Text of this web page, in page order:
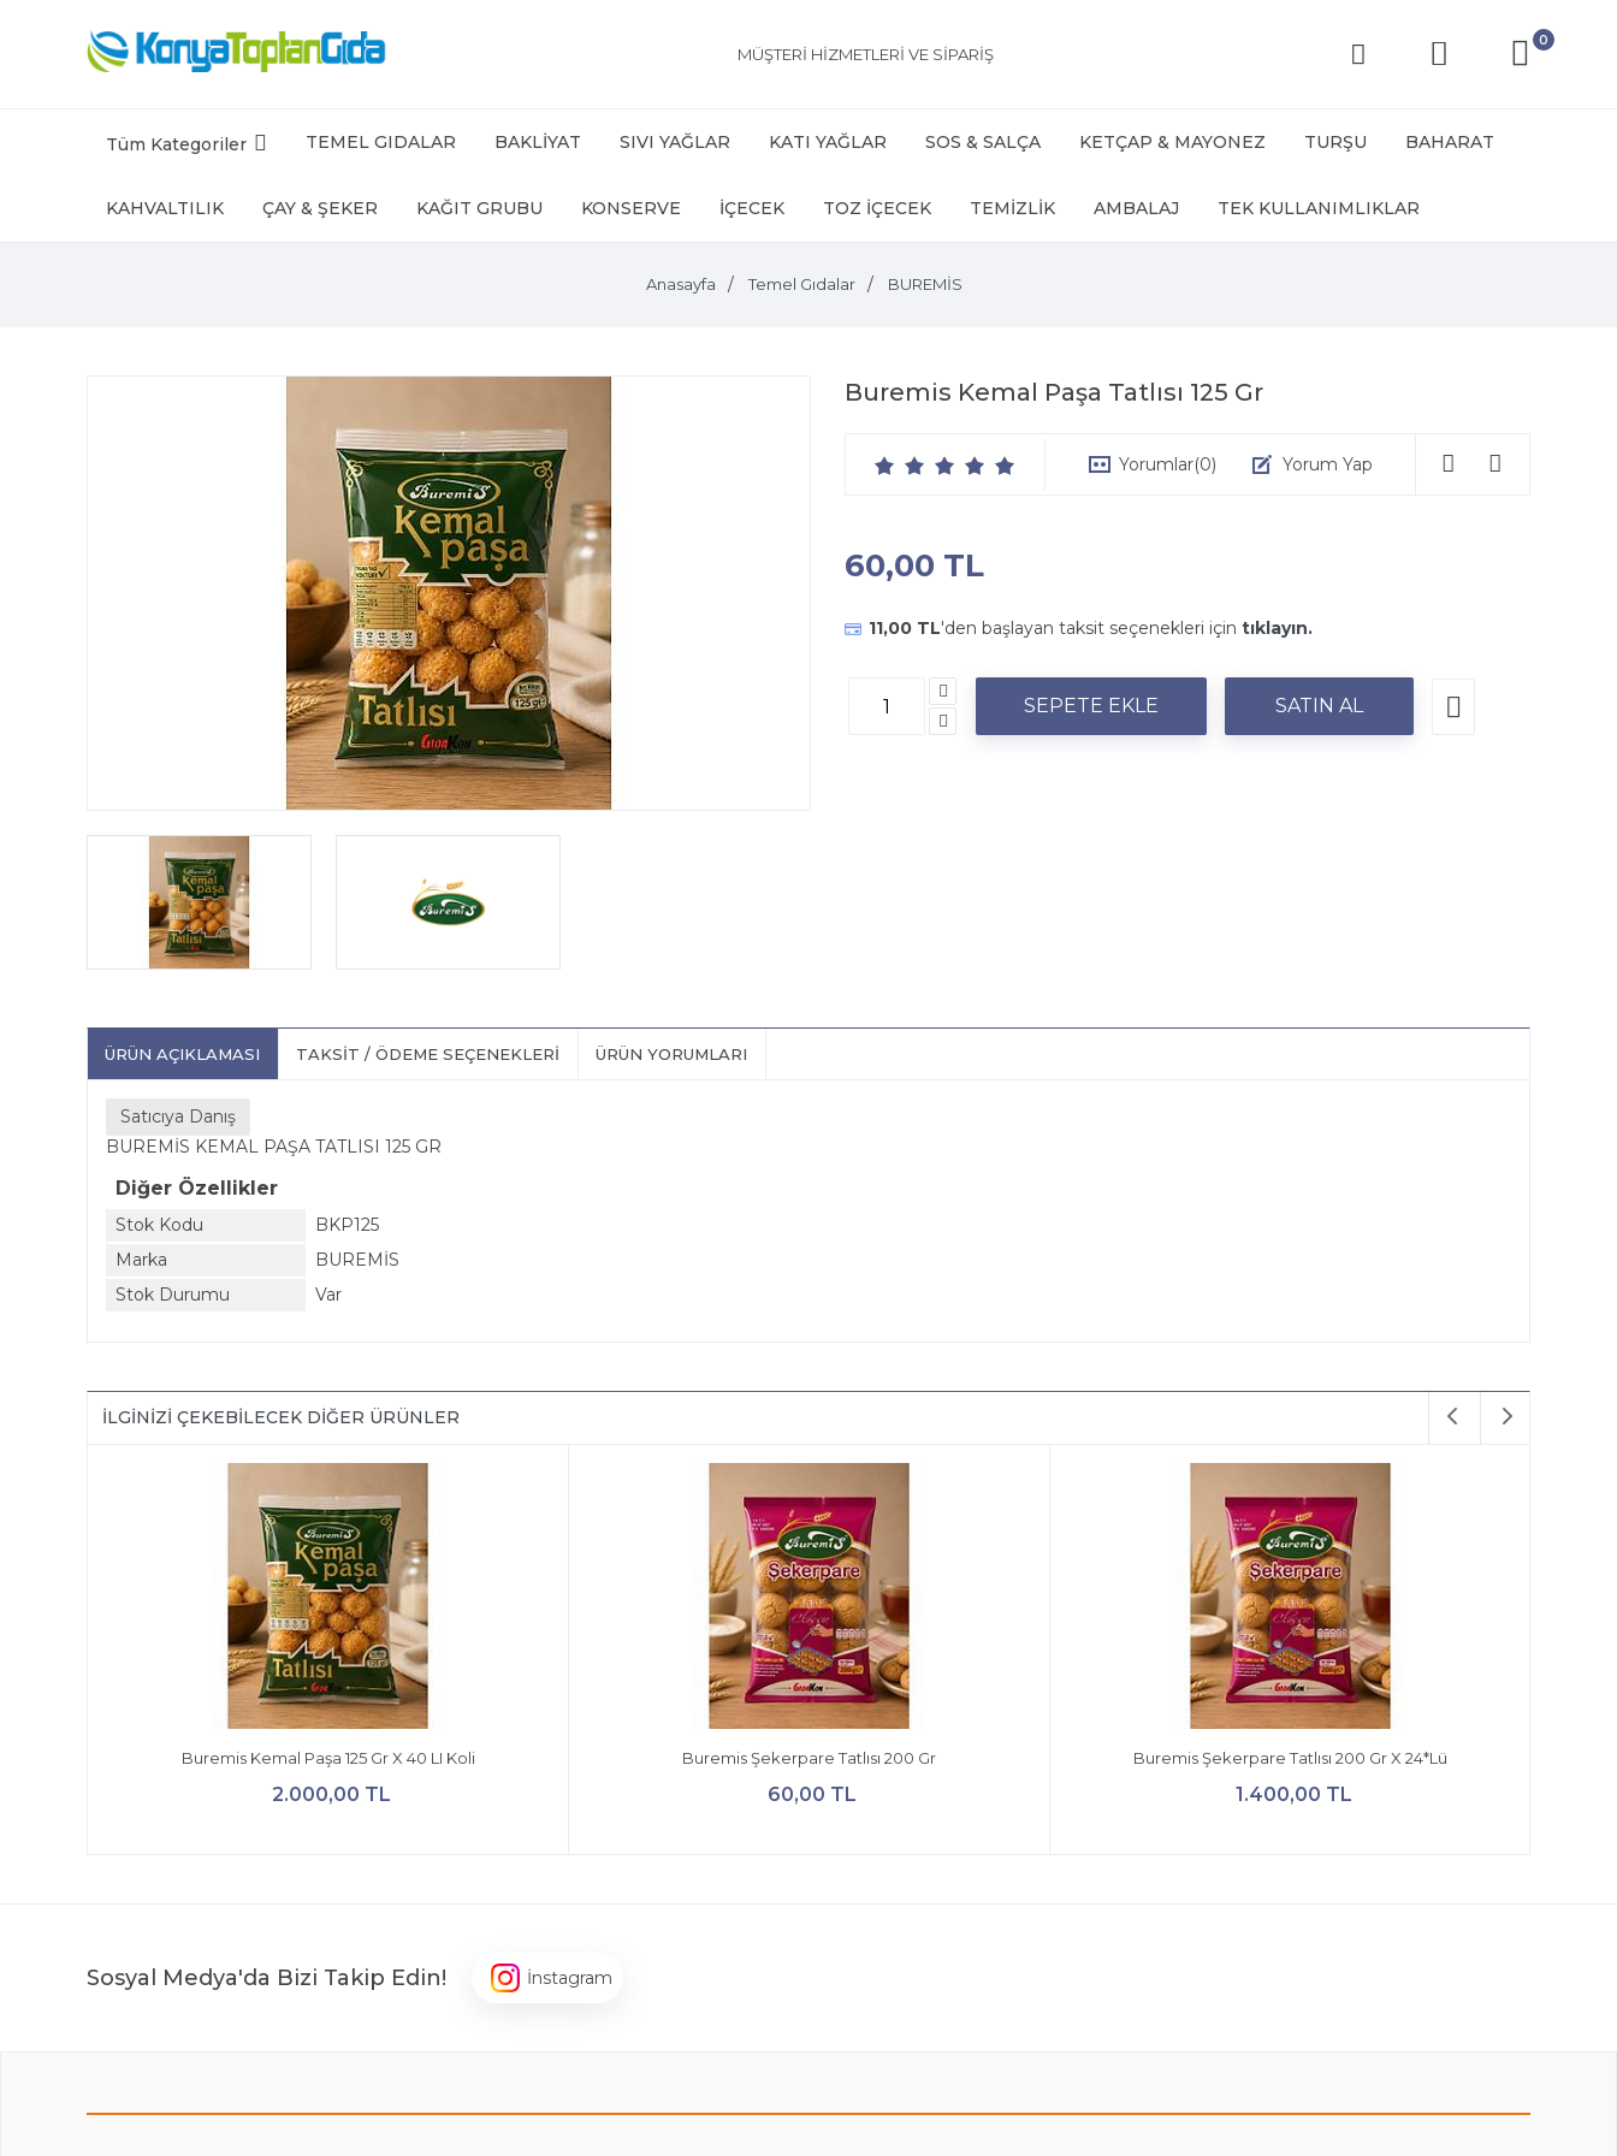
MÜŞTERİ HİZMETLERİ VE SİPARİŞ
0
Tüm Kategoriler TEMEL GIDALAR BAKLİYAT SIVI YAĞLAR KATI YAĞLAR SOS & SALÇA KETÇAP & MAYONEZ TURŞU BAHARAT
KAHVALTILIK ÇAY & ŞEKER KAĞIT GRUBU KONSERVE İÇECEK TOZ İÇECEK TEMİZLİK AMBALAJ TEK KULLANIMLIKLAR
Anasayfa Temel Gıdalar BUREMİS
Buremis Kemal Paşa Tatlısı 125 Gr
Yorumlar(0) Yorum Yap
60,00 TL
11,00 TL'den başlayan taksit seçenekleri için tıklayın.
ÜRÜN AÇIKLAMASI TAKSIT / ÖDEME SEÇENEKLERI ÜRÜN YORUMLARI
Satıcıya Danış
BUREMİS KEMAL PAŞA TATLISI 125 GR
Diğer Özellikler
Stok Kodu
BKP125
Marka
BUREMİS
Stok Durumu
Var
İLGINIZI ÇEKEBILECEK DIĞER ÜRÜNLER
Buremis Kemal Paşa 125 Gr X 40 LI Koli
2.000,00 TL
Buremis Şekerpare Tatlısı 200 Gr
60,00 TL
Buremis Şekerpare Tatlısı 200 Gr X 24*Lü
1.400,00 TL
Sosyal Medya'da Bizi Takip Edin! İnstagram